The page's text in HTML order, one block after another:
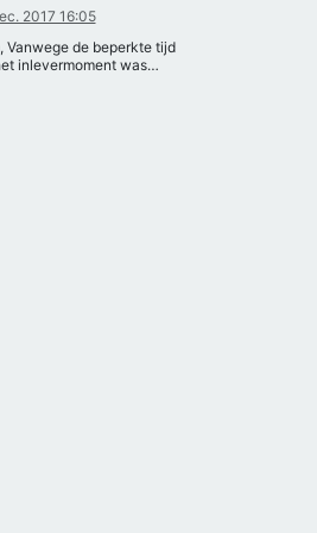
2017 16:05
Vanwege de beperkte tijd
inlevermoment was